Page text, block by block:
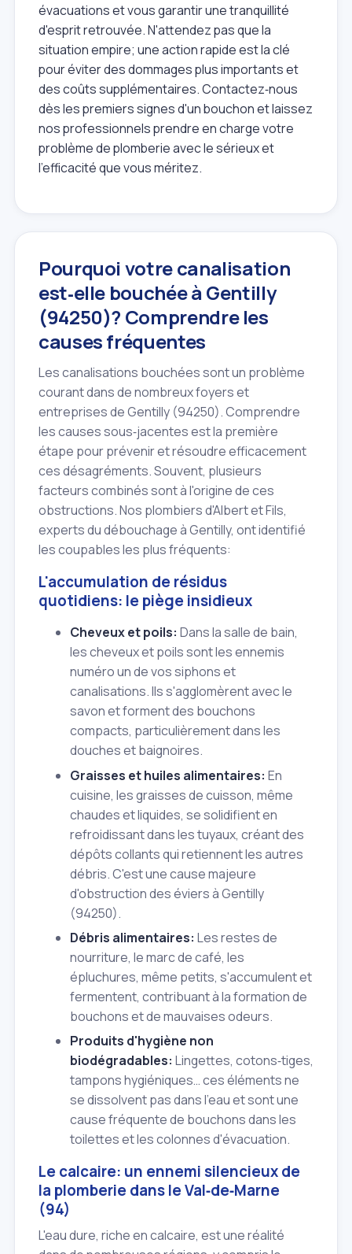
évacuations et vous garantir une tranquillité
d'esprit retrouvée. N'attendez pas que la
situation empire; une action rapide est la clé
pour éviter des dommages plus importants et
des coûts supplémentaires. Contactez‑nous
dès les premiers signes d'un bouchon et laissez
nos professionnels prendre en charge votre
problème de plomberie avec le sérieux et
l'efficacité que vous méritez.
Pourquoi votre canalisation
est‑elle bouchée à Gentilly
(94250)? Comprendre les
causes fréquentes
Les canalisations bouchées sont un problème
courant dans de nombreux foyers et
entreprises de Gentilly (94250). Comprendre
les causes sous‑jacentes est la première
étape pour prévenir et résoudre efficacement
ces désagréments. Souvent, plusieurs
facteurs combinés sont à l'origine de ces
obstructions. Nos plombiers d'Albert et Fils,
experts du débouchage à Gentilly, ont identifié
les coupables les plus fréquents:
L'accumulation de résidus
quotidiens: le piège insidieux
Cheveux et poils: Dans la salle de bain,
les cheveux et poils sont les ennemis
numéro un de vos siphons et
canalisations. Ils s'agglomèrent avec le
savon et forment des bouchons
compacts, particulièrement dans les
douches et baignoires.
Graisses et huiles alimentaires: En
cuisine, les graisses de cuisson, même
chaudes et liquides, se solidifient en
refroidissant dans les tuyaux, créant des
dépôts collants qui retiennent les autres
débris. C'est une cause majeure
d'obstruction des éviers à Gentilly
(94250).
Débris alimentaires: Les restes de
nourriture, le marc de café, les
épluchures, même petits, s'accumulent et
fermentent, contribuant à la formation de
bouchons et de mauvaises odeurs.
Produits d'hygiène non
biodégradables: Lingettes, cotons‑tiges,
tampons hygiéniques… ces éléments ne
se dissolvent pas dans l'eau et sont une
cause fréquente de bouchons dans les
toilettes et les colonnes d'évacuation.
Le calcaire: un ennemi silencieux de
la plomberie dans le Val‑de‑Marne
(94)
L'eau dure, riche en calcaire, est une réalité